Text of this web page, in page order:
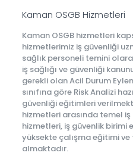
Kaman OSGB Hizmetleri
Kaman OSGB hizmetleri
hizmetlerimiz iş güvenliği
sağlık personeli temini
iş sağlığı ve güvenliği
gerekli olan Acil Durum
sınıfına göre Risk Analizi
güvenliği eğitimleri
hizmetleri arasında temel
hizmetleri, iş güvenlik birimi
yüksekte çalışma eğitimi
almaktadır.